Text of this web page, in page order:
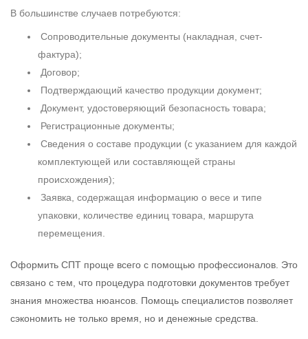
В большинстве случаев потребуются:
Сопроводительные документы (накладная, счет-
фактура);
Договор;
Подтверждающий качество продукции документ;
Документ, удостоверяющий безопасность товара;
Регистрационные документы;
Сведения о составе продукции (с указанием для каждой
комплектующей или составляющей страны
происхождения);
Заявка, содержащая информацию о весе и типе
упаковки, количестве единиц товара, маршрута
перемещения.
Оформить СПТ проще всего с помощью профессионалов. Это
связано с тем, что процедура подготовки документов требует
знания множества нюансов. Помощь специалистов позволяет
сэкономить не только время, но и денежные средства.